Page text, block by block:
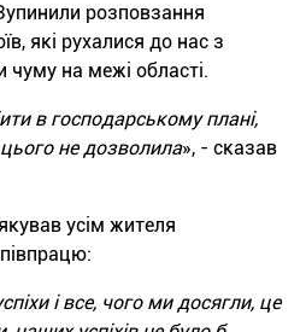
розповзання
які рухалися до нас з
чуму на межі області.
в господарському плані,
не дозволила», - сказав
усім жителя
і все, чого ми досягли, це